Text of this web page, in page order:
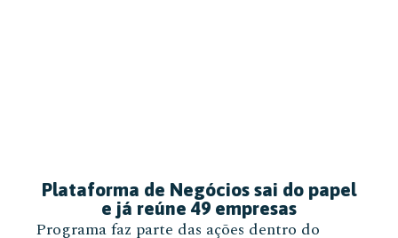
Plataforma de Negócios sai do papel
e já reúne 49 empresas
Programa faz parte das ações dentro do